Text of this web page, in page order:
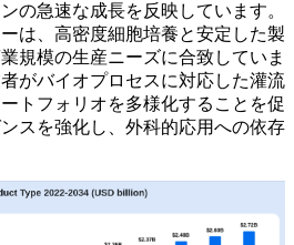
の急速な成長を反映しています。
は、高密度細胞培養と安定した製
規模の生産ニーズに合致していま
がバイオプロセスに対応した灌流
トフォリオを多様化することを促
スを強化し、外科的応用への依存